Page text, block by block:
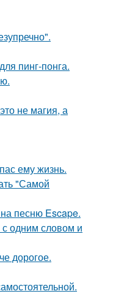
пинг-понга.
не магия, а
ему жизнь.
"Самой
песню Escape.
одним словом и
дорогое.